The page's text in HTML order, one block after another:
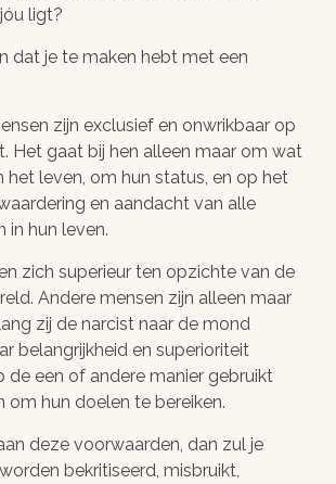
ligt?
dat je te maken hebt met een
zijn exclusief en onwrikbaar op
Het gaat bij hen alleen maar om wat
het leven, om hun status, en op het
en aandacht van alle
in hun leven.
zich superieur ten opzichte van de
Andere mensen zijn alleen maar
zij de narcist naar de mond
belangrijkheid en superioriteit
de een of andere manier gebruikt
om hun doelen te bereiken.
deze voorwaarden, dan zul je
bekritiseerd, misbruikt,